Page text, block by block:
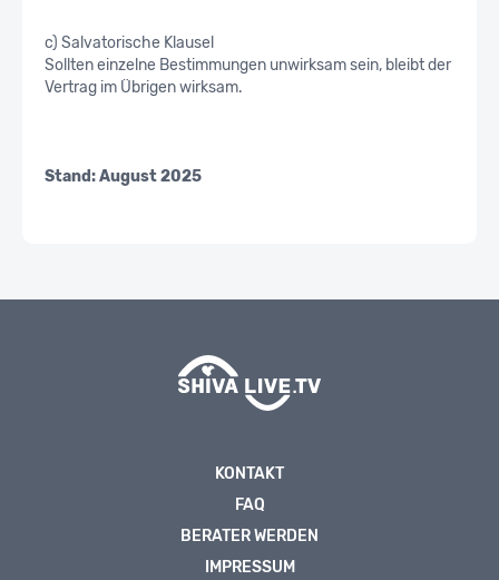
c) Salvatorische Klausel
Sollten einzelne Bestimmungen unwirksam sein, bleibt der
Vertrag im Übrigen wirksam.
Stand: August 2025
KONTAKT
FAQ
BERATER WERDEN
IMPRESSUM